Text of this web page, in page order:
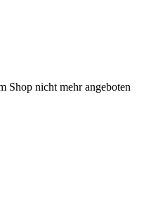
Shop nicht mehr angeboten